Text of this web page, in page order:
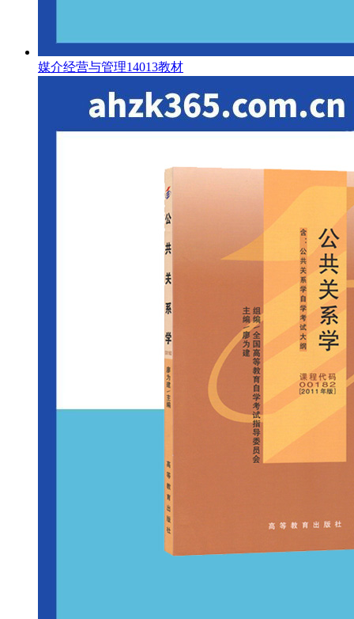
媒介经营与管理14013教材